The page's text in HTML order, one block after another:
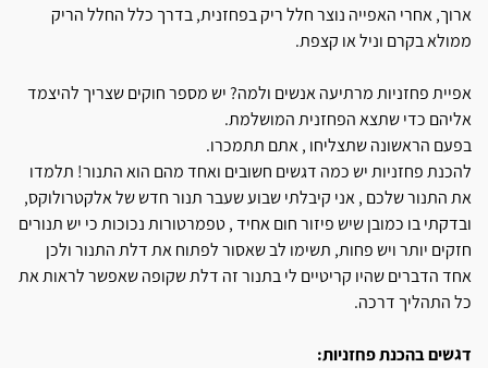
ארוך, אחרי האפייה נוצר חלל ריק בפחזנית, בדרך כלל החלל הריק
ממולא בקרם וניל או קצפת.
אפיית פחזניות מרתיעה אנשים ולמה? יש מספר חוקים שצריך להיצמד
אליהם כדי שתצא הפחזנית המושלמת.
בפעם הראשונה שתצליחו , אתם תתמכרו.
להכנת פחזניות יש כמה דגשים חשובים ואחד מהם הוא התנור! תלמדו
את התנור שלכם , אני קיבלתי שבוע שעבר תנור חדש של אלקטרולוקס,
ובדקתי בו כמובן שיש פיזור חום אחיד , טפמרטורות נכוכות כי יש תנורים
חזקים יותר ויש פחות, תשימו לב שאסור לפתוח את דלת התנור ולכן
אחד הדברים שהיו קריטיים לי בתנור זה דלת שקופה שאפשר לראות את
כל התהליך דרכה.
דגשים בהכנת פחזניות: